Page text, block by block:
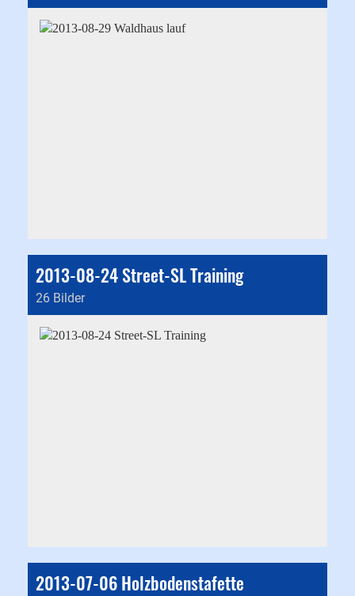
2013-08-24 Street-SL Training
26 Bilder
2013-07-06 Holzbodenstafette